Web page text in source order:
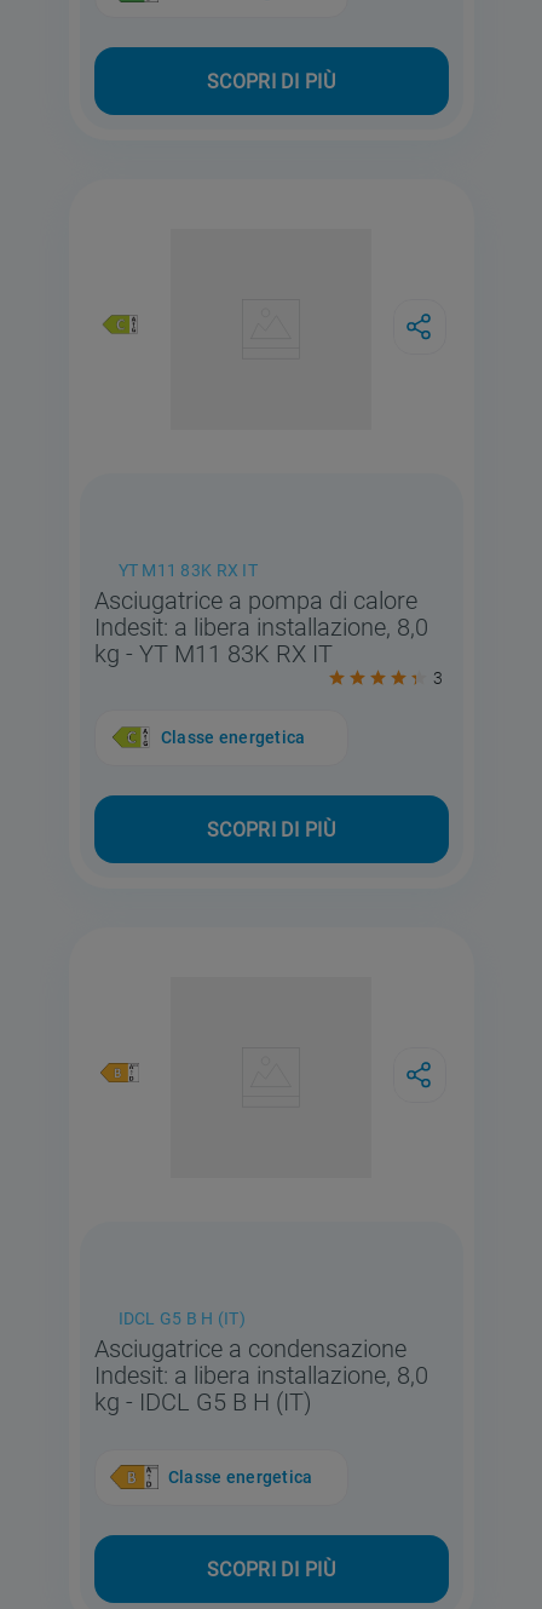
SCOPRI DI PIÙ
YT M11 83K RX IT
Asciugatrice a pompa di calore
Indesit: a libera installazione, 8,0
kg - YT M11 83K RX IT
3
Classe energetica
SCOPRI DI PIÙ
IDCL G5 B H (IT)
Asciugatrice a condensazione
Indesit: a libera installazione, 8,0
kg - IDCL G5 B H (IT)
Classe energetica
SCOPRI DI PIÙ